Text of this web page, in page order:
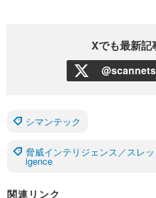
Xでも最新記
シマンテック
脅威インテリジェンス／スレ
igence
関連リンク